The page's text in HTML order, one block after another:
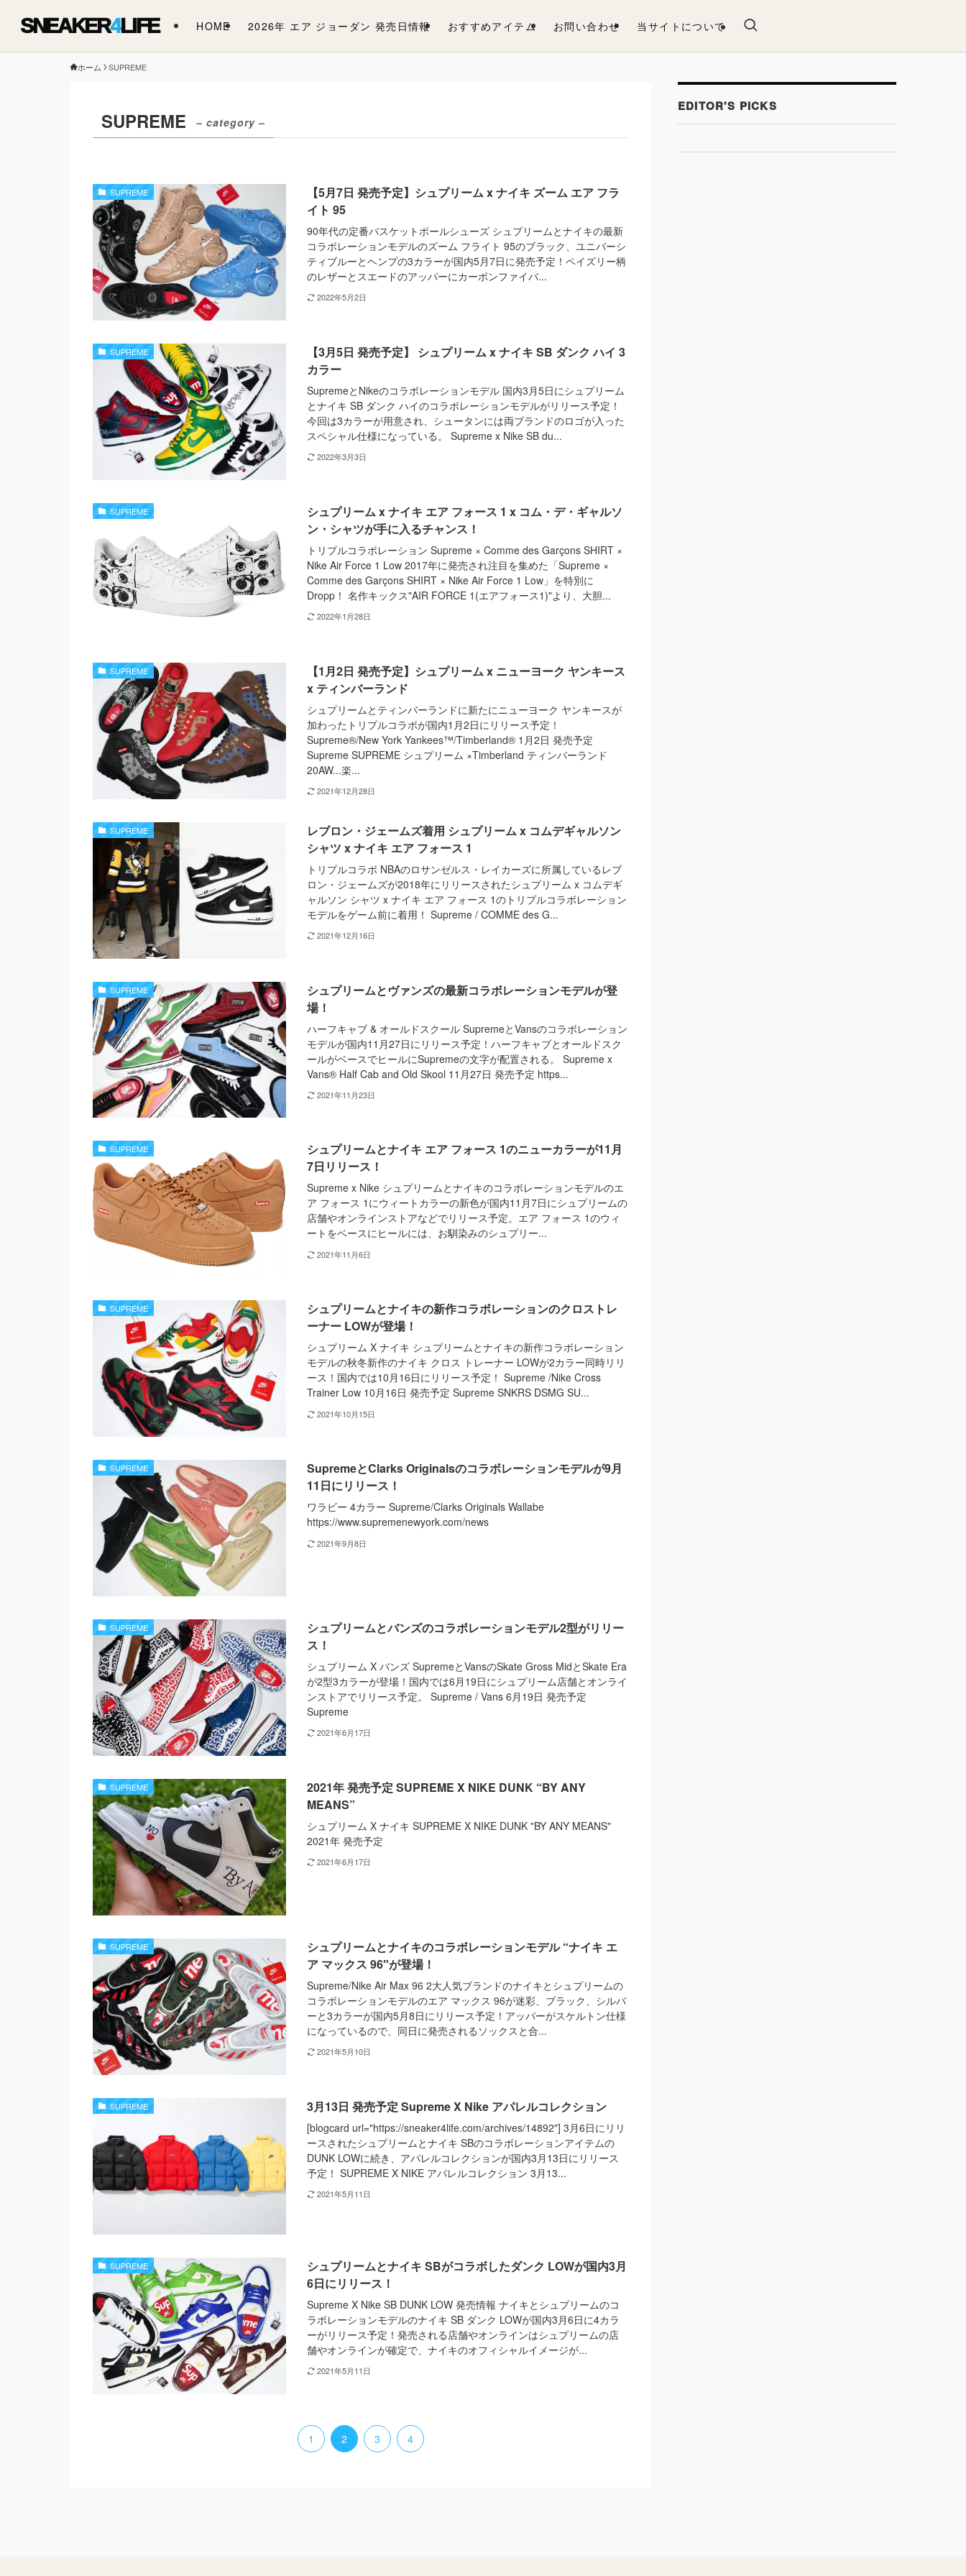
SNEAKER4LIFE HOME 2026年 エア ジョーダン 発売日情報 おすすめアイテム お問い合わせ 当サイトについて
ホーム SUPREME
SUPREME – category –
SUPREME
【5月7日 発売予定】シュプリーム x ナイキ ズーム エア フラ
イト 95
90年代の定番バスケットボールシューズ シュプリームとナイキの最新
コラボレーションモデルのズーム フライト 95のブラック、ユニバーシ
ティブルーとヘンプの3カラーが国内5月7日に発売予定！ペイズリー柄
のレザーとスエードのアッパーにカーボンファイバ...
2022年5月2日
SUPREME
【3月5日 発売予定】 シュプリーム x ナイキ SB ダンク ハイ 3
カラー
SupremeとNikeのコラボレーションモデル 国内3月5日にシュプリーム
とナイキ SB ダンク ハイのコラボレーションモデルがリリース予定！
今回は3カラーが用意され、シュータンには両ブランドのロゴが入った
スペシャル仕様になっている。 Supreme x Nike SB du...
2022年3月3日
SUPREME
シュプリーム x ナイキ エア フォース 1 x コム・デ・ギャルソ
ン・シャツが手に入るチャンス！
トリプルコラボレーション Supreme × Comme des Garçons SHIRT ×
Nike Air Force 1 Low 2017年に発売され注目を集めた「Supreme ×
Comme des Garçons SHIRT × Nike Air Force 1 Low」を特別に
Dropp！ 名作キックス"AIR FORCE 1(エアフォース1)"より、大胆...
2022年1月28日
SUPREME
【1月2日 発売予定】シュプリーム x ニューヨーク ヤンキース
x ティンバーランド
シュプリームとティンバーランドに新たにニューヨーク ヤンキースが
加わったトリプルコラボが国内1月2日にリリース予定！
Supreme®/New York Yankees™/Timberland® 1月2日 発売予定
Supreme SUPREME シュプリーム ×Timberland ティンバーランド
20AW...楽...
2021年12月28日
SUPREME
レブロン・ジェームズ着用 シュプリーム x コムデギャルソン
シャツ x ナイキ エア フォース 1
トリプルコラボ NBAのロサンゼルス・レイカーズに所属しているレブ
ロン・ジェームズが2018年にリリースされたシュプリーム x コムデギ
ャルソン シャツ x ナイキ エア フォース 1のトリプルコラボレーション
モデルをゲーム前に着用！ Supreme / COMME des G...
2021年12月16日
SUPREME
シュプリームとヴァンズの最新コラボレーションモデルが登
場！
ハーフキャブ & オールドスクール SupremeとVansのコラボレーション
モデルが国内11月27日にリリース予定！ハーフキャブとオールドスク
ールがベースでヒールにSupremeの文字が配置される。 Supreme x
Vans® Half Cab and Old Skool 11月27日 発売予定 https...
2021年11月23日
SUPREME
シュプリームとナイキ エア フォース 1のニューカラーが11月
7日リリース！
Supreme x Nike シュプリームとナイキのコラボレーションモデルのエ
ア フォース 1にウィートカラーの新色が国内11月7日にシュプリームの
店舗やオンラインストアなどでリリース予定。エア フォース 1のウィ
ートをベースにヒールには、お馴染みのシュプリー...
2021年11月6日
SUPREME
シュプリームとナイキの新作コラボレーションのクロストレ
ーナー LOWが登場！
シュプリーム X ナイキ シュプリームとナイキの新作コラボレーション
モデルの秋冬新作のナイキ クロス トレーナー LOWが2カラー同時リリ
ース！国内では10月16日にリリース予定！ Supreme /Nike Cross
Trainer Low 10月16日 発売予定 Supreme SNKRS DSMG SU...
2021年10月15日
SUPREME
SupremeとClarks Originalsのコラボレーションモデルが9月
11日にリリース！
ワラビー 4カラー Supreme/Clarks Originals Wallabe
https://www.supremenewyork.com/news
2021年9月8日
SUPREME
シュプリームとバンズのコラボレーションモデル2型がリリー
ス！
シュプリーム X バンズ SupremeとVansのSkate Gross MidとSkate Era
が2型3カラーが登場！国内では6月19日にシュプリーム店舗とオンライ
ンストアでリリース予定。 Supreme / Vans 6月19日 発売予定
Supreme
2021年6月17日
SUPREME
2021年 発売予定 SUPREME X NIKE DUNK “BY ANY
MEANS”
シュプリーム X ナイキ SUPREME X NIKE DUNK "BY ANY MEANS"
2021年 発売予定
2021年6月17日
SUPREME
シュプリームとナイキのコラボレーションモデル “ナイキ エ
ア マックス 96″が登場！
Supreme/Nike Air Max 96 2大人気ブランドのナイキとシュプリームの
コラボレーションモデルのエア マックス 96が迷彩、ブラック、シルバ
ーと3カラーが国内5月8日にリリース予定！アッパーがスケルトン仕様
になっているので、同日に発売されるソックスと合...
2021年5月10日
SUPREME 3月13日 発売予定 Supreme X Nike アパレルコレクション
[blogcard url="https://sneaker4life.com/archives/14892"] 3月6日にリリ
ースされたシュプリームとナイキ SBのコラボレーションアイテムの
DUNK LOWに続き、アパレルコレクションが国内3月13日にリリース
予定！ SUPREME X NIKE アパレルコレクション 3月13...
2021年5月11日
SUPREME
シュプリームとナイキ SBがコラボしたダンク LOWが国内3月
6日にリリース！
Supreme X Nike SB DUNK LOW 発売情報 ナイキとシュプリームのコ
ラボレーションモデルのナイキ SB ダンク LOWが国内3月6日に4カラ
ーがリリース予定！発売される店舗やオンラインはシュプリームの店
舗やオンラインが確定で、ナイキのオフィシャルイメージが...
2021年5月11日
1 2 3 4